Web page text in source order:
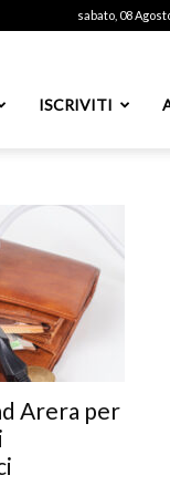
sabato, 08
ISCRIVITI
Arera per